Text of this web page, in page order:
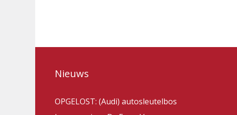
Nieuws
OPGELOST: (Audi) autosleutelbos